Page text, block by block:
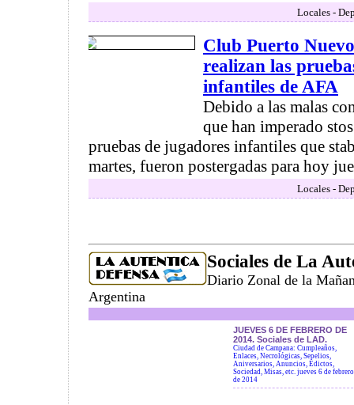
Locales -
Club Puerto
realizan las
infantiles de AFA
Debido a las malas
que han imperado
pruebas de jugadores infantiles que
martes, fueron postergadas para hoy
Locales -
Sociales de La
Diario Zonal de la
Argentina
JUEVES 6 DE FEBRERO DE
2014. Sociales de LAD.
Ciudad de Campana: Cumpleaños,
Enlaces, Necrológicas, Sepelios,
Aniversarios, Anuncios, Edictos,
Sociedad, Misas, etc. jueves 6 de febrero
de 2014